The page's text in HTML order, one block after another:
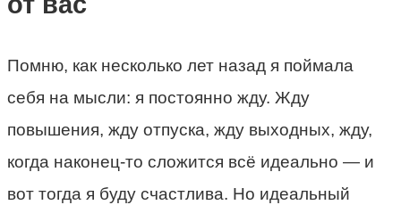
Помню, как несколько лет назад я поймала
себя на мысли: я постоянно жду. Жду
повышения, жду отпуска, жду выходных, жду,
когда наконец-то сложится всё идеально — и
вот тогда я буду счастлива. Но идеальный